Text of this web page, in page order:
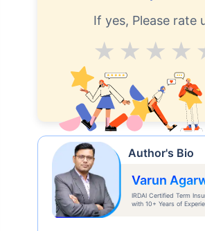
श्रीराम लाइफ टर्म इंश्योरेंस प्लान
Did you Find the
Helpful?
If yes, Please rate
Good